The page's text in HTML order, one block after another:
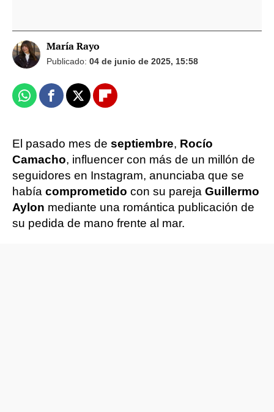
María Rayo
Publicado: 04 de junio de 2025, 15:58
WhatsappFacebook
X Flipboard
El pasado mes de septiembre, Rocío
Camacho, influencer con más de un millón de
seguidores en Instagram, anunciaba que se
había comprometido con su pareja Guillermo
Aylon mediante una romántica publicación de
su pedida de mano frente al mar.